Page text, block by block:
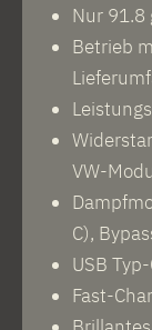
Nur 91.8
Betrieb
VW-
C),
USB
Fast-